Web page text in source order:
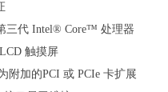
三代 Intel® Core™ 处理器
触摸屏
附加的PCI 或 PCIe 卡扩展